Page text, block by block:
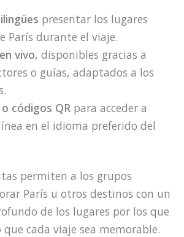
presentar los lugares
París durante el viaje.
vivo, disponibles gracias a
o guías, adaptados a los
códigos QR para acceder a
en el idioma preferido del
permiten a los grupos
París u otros destinos con un
de los lugares por los que
cada viaje sea memorable.